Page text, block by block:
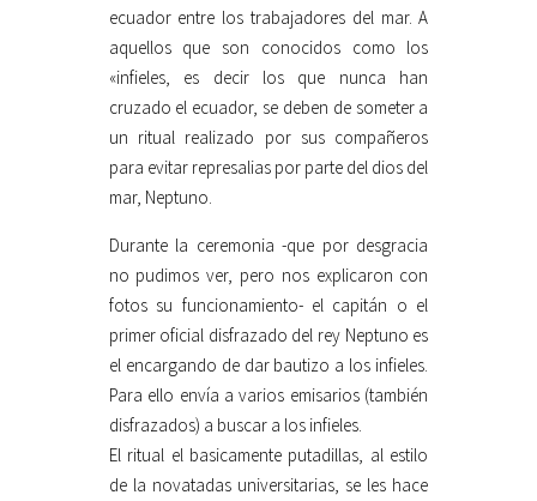
ecuador entre los trabajadores del mar. A
aquellos que son conocidos como los
«infieles, es decir los que nunca han
cruzado el ecuador, se deben de someter a
un ritual realizado por sus compañeros
para evitar represalias por parte del dios del
mar, Neptuno.
Durante la ceremonia -que por desgracia
no pudimos ver, pero nos explicaron con
fotos su funcionamiento- el capitán o el
primer oficial disfrazado del rey Neptuno es
el encargando de dar bautizo a los infieles.
Para ello envía a varios emisarios (también
disfrazados) a buscar a los infieles.
El ritual el basicamente putadillas, al estilo
de la novatadas universitarias, se les hace